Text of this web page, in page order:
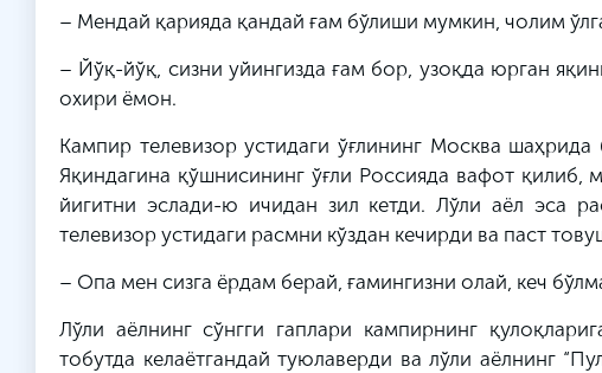
– Мендай қарияда қандай ғам бўлиши мумкин, чолим
– Йўқ-йўқ, сизни уйингизда ғам бор, узоқда юрган
охири ёмон.
Кампир телевизор устидаги ўғлининг Москва
Яқиндагина қўшнисининг ўғли Россияда вафот
йигитни эслади-ю ичидан зил кетди. Лўли аёл эса
телевизор устидаги расмни кўздан кечирди ва паст
– Опа мен сизга ёрдам берай, ғамингизни олай, кеч
Лўли аёлнинг сўнгги гаплари кампирнинг
тобутда келаётгандай туюлаверди ва лўли аёлнинг